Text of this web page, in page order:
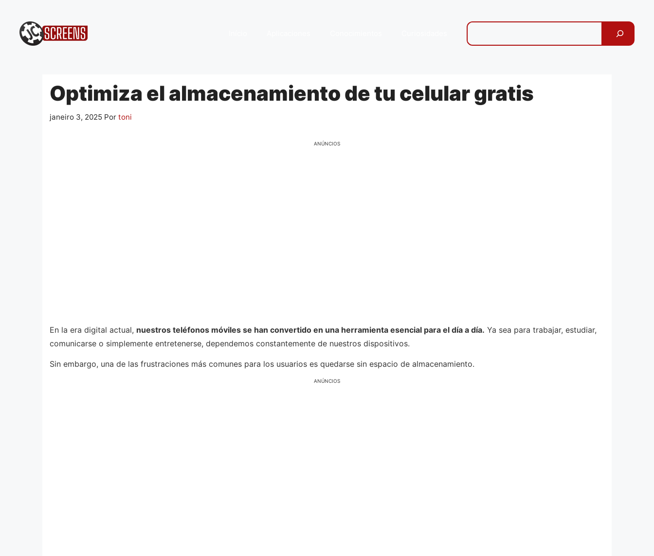
conteúdo
Optimiza el almacenamiento de tu celular gratis
janeiro 3, 2025 Por toni
ANÚNCIOS
En la era digital actual, nuestros teléfonos móviles se han convertido en una herramienta esencial para el día a día. Ya sea para trabajar, estudiar,
comunicarse o simplemente entretenerse, dependemos constantemente de nuestros dispositivos.
Sin embargo, una de las frustraciones más comunes para los usuarios es quedarse sin espacio de almacenamiento.
ANÚNCIOS